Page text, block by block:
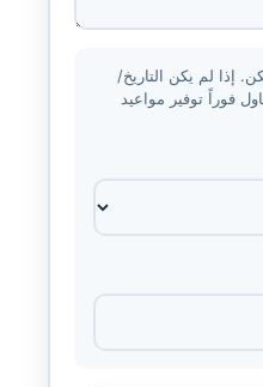
إذا لم يكن التاريخ/
فوراً توفير مواعيد